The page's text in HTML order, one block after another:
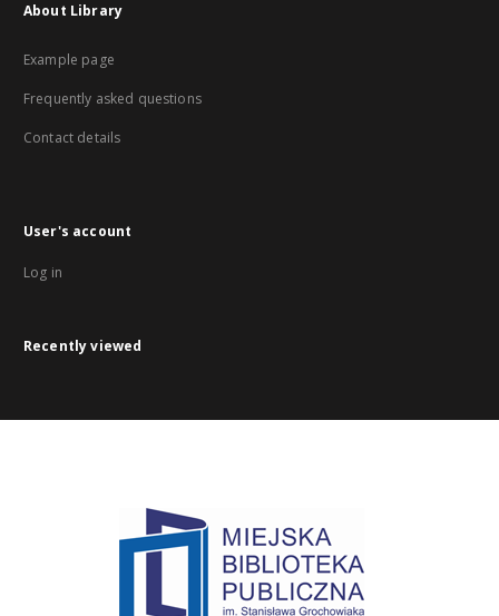
About Library
Example page
Frequently asked questions
Contact details
User's account
Log in
Recently viewed